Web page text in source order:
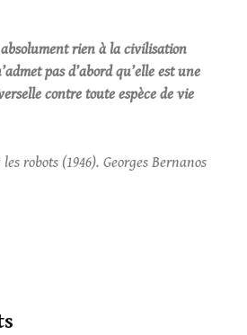
rien à la civilisation
pas d’abord qu’elle est une
contre toute espèce de vie
robots (1946). Georges Bernanos